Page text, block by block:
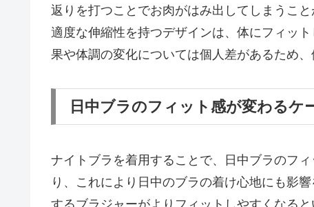
返りを打つことでお肉がはみ出してしまうこ
適度な伸縮性を持つデザインは、体にフィッ
果や体調の変化については個人差があるため
日中ブラのフィット感が変わるケ
ナイトブラを着用することで、日中ブラのフ
り、これにより日中のブラの着け心地にも影